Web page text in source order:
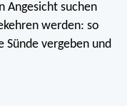
Angesicht suchen
werden: so
vergeben und